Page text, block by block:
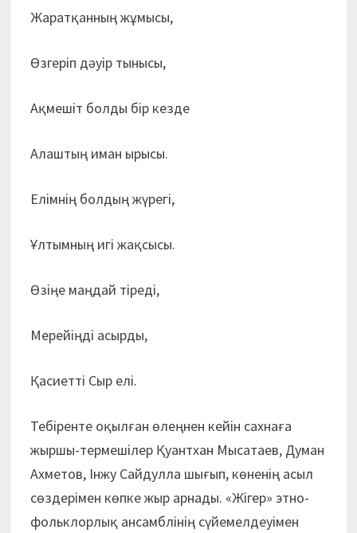
Жаратқанның жұмысы,
Өзгеріп дәуір тынысы,
Ақмешіт болды бір кезде
Алаштың иман ырысы.
Елімнің болдың жүрегі,
Ұлтымның игі жақсысы.
Өзіңе маңдай тіреді,
Мерейіңді асырды,
Қасиетті Сыр елі.
Тебіренте оқылған өлеңнен кейін сахнаға
жыршы-термешілер Қуантхан Мысатаев, Думан
Ахметов, Інжу Сайдулла шығып, көненің асыл
сөздерімен көпке жыр арнады. «Жігер» этно-
фольклорлық ансамблінің сүйемелдеуімен